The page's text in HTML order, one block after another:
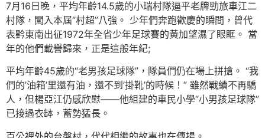
7月16日晚，平均年齡14.5歲的小瑞村隊逼平老牌勁旅車江二
村隊，闖入本屆“村超”八強。 少年們奔跑歡慶的瞬間，曾代
表黔東南出征1972年全省少年足球賽的黃加望濕了眼眶。 當
年的他們載譽歸來，正是這般年紀;
平均年齡45歲的“老男孩足球隊”，隊員們仍在場上拼搶。 “我
們的’油箱’里還有油，還不到’掛靴’的時候！” 雖然戰績不再驕
人，但楊亞江仍感欣慰——他組建的車民小學“小男孩足球隊”
已接過衣缽，蓄勢猛長。